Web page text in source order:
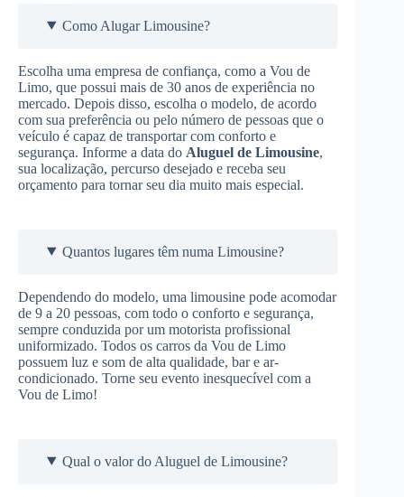
Como Alugar Limousine?
Escolha uma empresa de confiança, como a Vou de
Limo, que possui mais de 30 anos de experiência no
mercado. Depois disso, escolha o modelo, de acordo
com sua preferência ou pelo número de pessoas que o
veículo é capaz de transportar com conforto e
segurança. Informe a data do Aluguel de Limousine,
sua localização, percurso desejado e receba seu
orçamento para tornar seu dia muito mais especial.
Quantos lugares têm numa Limousine?
Dependendo do modelo, uma limousine pode acomodar
de 9 a 20 pessoas, com todo o conforto e segurança,
sempre conduzida por um motorista profissional
uniformizado. Todos os carros da Vou de Limo
possuem luz e som de alta qualidade, bar e ar-
condicionado. Torne seu evento inesquecível com a
Vou de Limo!
Qual o valor do Aluguel de Limousine?